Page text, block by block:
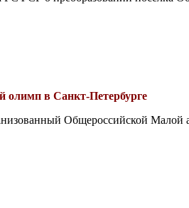
олимп в Санкт-Петербурге
Общероссийской